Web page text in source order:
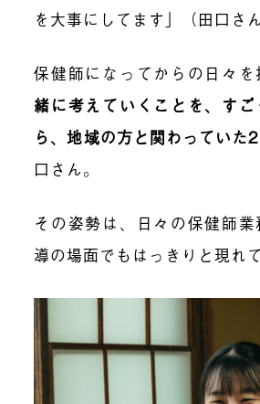
を大事にしてます」（田口さん
保健師になってからの日々
緒に考えていくことを、す
ら、地域の方と関わっていた
口さん。
その姿勢は、日々の保健師
導の場面でもはっきりと現れ